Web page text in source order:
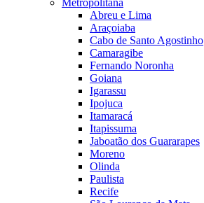
Metropolitana
Abreu e Lima
Araçoiaba
Cabo de Santo Agostinho
Camaragibe
Fernando Noronha
Goiana
Igarassu
Ipojuca
Itamaracá
Itapissuma
Jaboatão dos Guararapes
Moreno
Olinda
Paulista
Recife